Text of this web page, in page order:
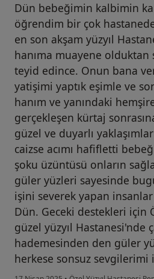
Dün bebeğimin kalbimin
öğrendim bir çok
en son akşam yüzyıl
hanıma muayene
teyid edince. Onun bana
yatişimi yaptık eşimle ve
hanım ve yanındaki
gerçekleşen kürtaj
güzel ve duyarlı
caizse acımı hafifletti
şoku üzüntüsü onların
güler yüzleri sayesinde
işini severek yapan
Dün. Geceki destekleri için
güzel yüzyıl Hastanesi'nde
hademesinden den güler
herkese sonsuz